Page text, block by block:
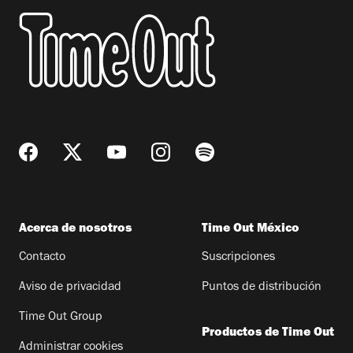
Acerca de nosotros
Contacto
Aviso de privacidad
Time Out Group
Administrar cookies
Time Out México
Suscripciones
Puntos de distribución
Productos de Time Out